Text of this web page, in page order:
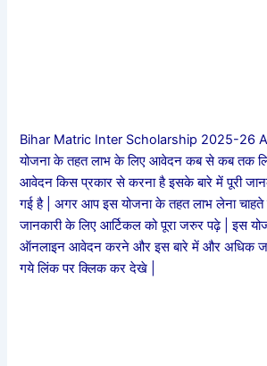
Bihar Matric Inter Scholarship 2025-26
योजना के तहत लाभ के लिए आवेदन कब से कब तक
आवेदन किस प्रकार से करना है इसके बारे में पूरी
गई है | अगर आप इस योजना के तहत लाभ लेना चाहते
जानकारी के लिए आर्टिकल को पूरा जरुर पढ़े | इस
ऑनलाइन आवेदन करने और इस बारे में और अधिक
गये लिंक पर क्लिक कर देखे |